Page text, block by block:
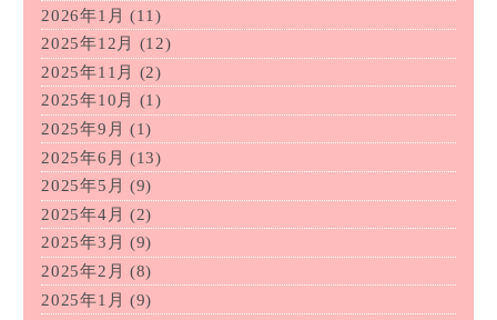
2026年1月 (11)
2025年12月
(12)
2025年11月
(2)
2025年10月
(1)
2025年9月 (1)
2025年6月 (13)
2025年5月 (9)
2025年4月 (2)
2025年3月 (9)
2025年2月 (8)
2025年1月 (9)